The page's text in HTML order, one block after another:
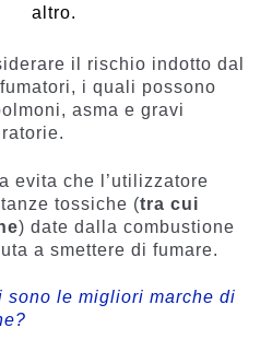
altro.
il rischio indotto dal
i quali possono
asma e gravi
evita che l’utilizzatore
tossiche (tra cui
) date dalla combustione
a smettere di fumare.
sono le migliori marche di